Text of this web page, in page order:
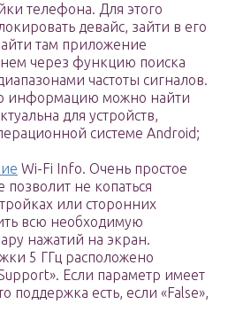
телефона. Для этого
девайс, зайти в его
там приложение
через функцию поиска
частоты сигналов.
информацию можно найти
для устройств,
системе Android;
Wi-Fi Info. Очень простое
не копаться
или сторонних
всю необходимую
нажатий на экран.
5 ГГц расположено
Если параметр имеет
поддержка есть, если «False»,